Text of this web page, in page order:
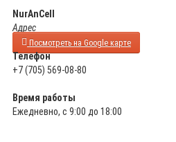
NurAnCell
Адрес
Посмотреть на Google карте
Телефон
+7 (705) 569-08-80
Время работы
Ежедневно, с 9:00 до 18:00